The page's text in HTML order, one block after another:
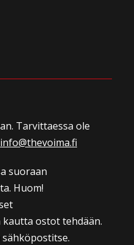
Tarvittaessa ole
info@thevoima.fi
suoraan
Huom!
ostot tehdään.